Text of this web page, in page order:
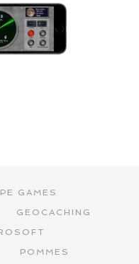
GAMES
GEOCACHING
POMMES